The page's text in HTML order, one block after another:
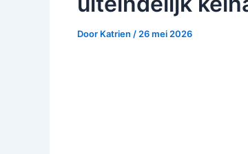
Door Katrien / 26 mei 2026